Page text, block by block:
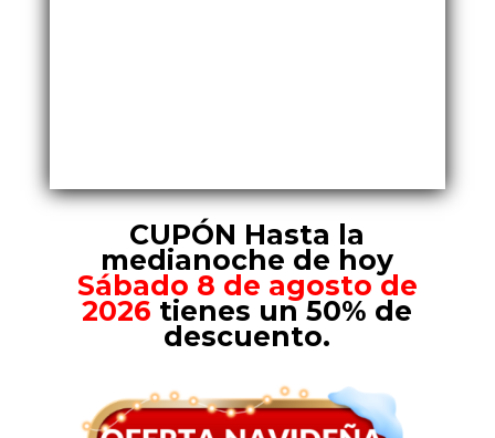
CUPÓN Hasta la
medianoche de hoy
Sábado 8 de agosto de
2026 tienes un 50% de
descuento.